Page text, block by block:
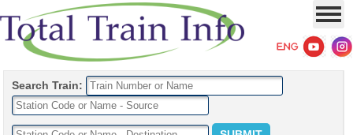
Search Train: